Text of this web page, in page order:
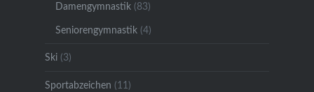
Damengymnastik(83)
Seniorengymnastik(4)
Ski(3)
Sportabzeichen (11)